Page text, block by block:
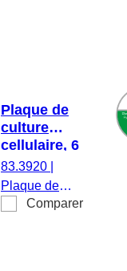
Plaque de
culture
cellulaire, 6
puits,
surface :
Standard,
fond plat
83.3920
Plaque de
cultureComparer